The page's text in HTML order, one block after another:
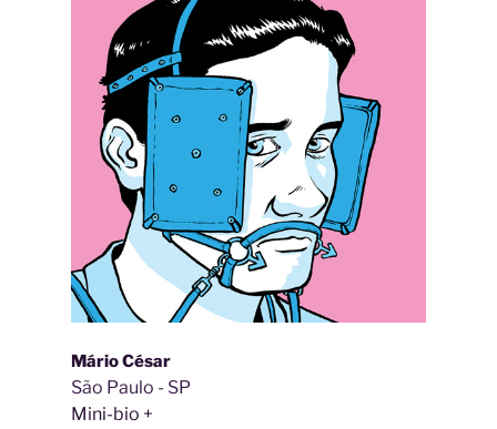
Mário César
São Paulo - SP
Mini-bio